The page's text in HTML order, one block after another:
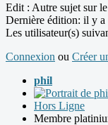
Edit : Autre sujet sur
Dernière édition: il y a
Les utilisateur(s)
Connexion ou Créer
phil
Hors Ligne
Membre